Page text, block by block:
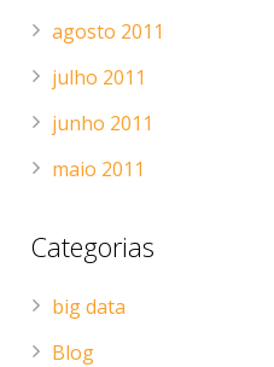
agosto 2011
julho 2011
junho 2011
maio 2011
Categorias
big data
Blog